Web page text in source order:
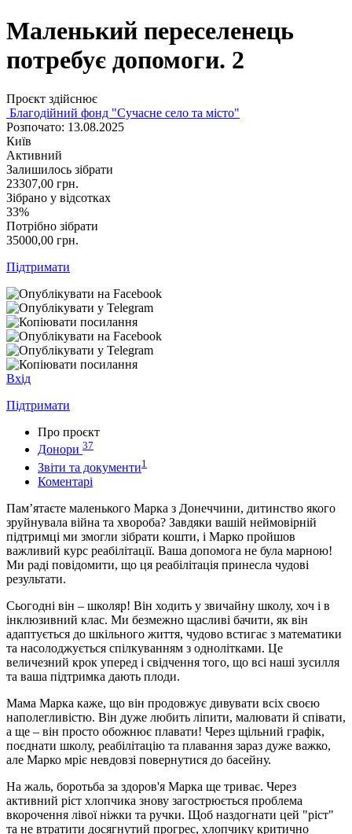
Маленький переселенець
потребує допомоги. 2
Проєкт здійснює
Благодійний фонд "Сучасне село та місто"
Розпочато: 13.08.2025
Київ
Активний
Залишилось зібрати
23307,00 грн.
Зібрано у відсотках
33%
Потрібно зібрати
35000,00 грн.
Підтримати
Вхід
Підтримати
Про проєкт
Донори 37
Звіти та документи1
Коментарі
Памʼятаєте маленького Марка з Донеччини, дитинство якого
зруйнувала війна та хвороба? Завдяки вашій неймовірній
підтримці ми змогли зібрати кошти, і Марко пройшов
важливий курс реабілітації. Ваша допомога не була марною!
Ми раді повідомити, що ця реабілітація принесла чудові
результати.
Сьогодні він – школяр! Він ходить у звичайну школу, хоч і в
інклюзивний клас. Ми безмежно щасливі бачити, як він
адаптується до шкільного життя, чудово встигає з математики
та насолоджується спілкуванням з однолітками. Це
величезний крок уперед і свідчення того, що всі наші зусилля
та ваша підтримка дають плоди.
Мама Марка каже, що він продовжує дивувати всіх своєю
наполегливістю. Він дуже любить ліпити, малювати й співати,
а ще – він просто обожнює плавати! Через щільний графік,
поєднати школу, реабілітацію та плавання зараз дуже важко,
але Марко мріє невдовзі повернутися до басейну.
На жаль, боротьба за здоров'я Марка ще триває. Через
активний ріст хлопчика знову загострюється проблема
вкорочення лівої ніжки та ручки. Щоб наздогнати цей "ріст"
та не втратити досягнутий прогрес, хлопчику критично